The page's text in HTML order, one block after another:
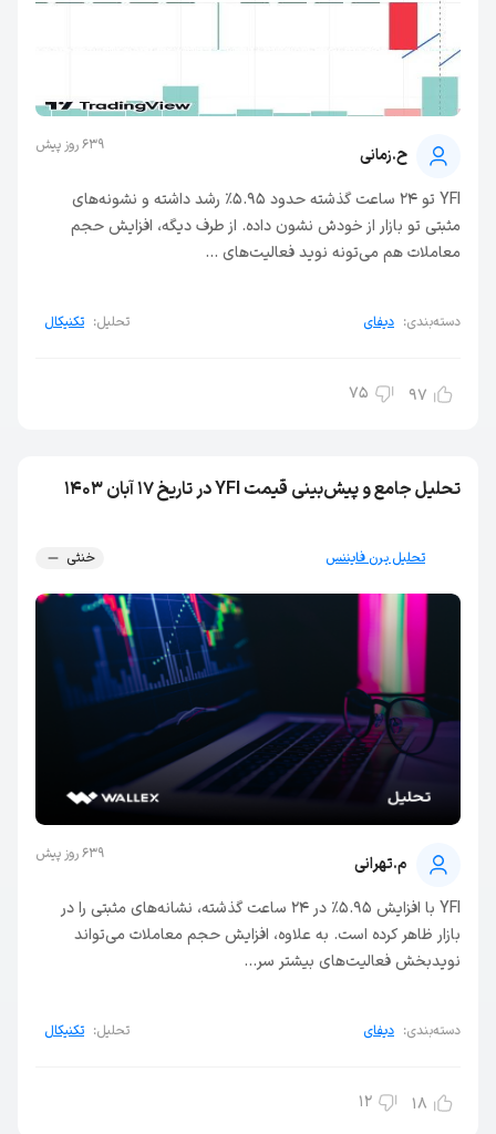
ح.زمانی 639 روز پیش
YFI تو ۲۴ ساعت گذشته حدود ۵.۹۵٪ رشد داشته و نشونه‌های
مثبتی تو بازار از خودش نشون داده. از طرف دیگه، افزایش حجم
معاملات هم می‌تونه نوید فعالیت‌های ...
دسته‌بندی: دیفای تحلیل: تکنیکال
97
75
تحلیل جامع و پیش‌بینی قیمت YFI در تاریخ ۱۷ آبان ۱۴۰۳
تحلیل یرن فایننس خنثی
م.تهرانی 639 روز پیش
YFI با افزایش 5.95% در 24 ساعت گذشته، نشانه‌های مثبتی را در
بازار ظاهر کرده است. به علاوه، افزایش حجم معاملات می‌تواند
نوید‌بخش فعالیت‌های بیشتر سر...
دسته‌بندی: دیفای تحلیل: تکنیکال
18
12